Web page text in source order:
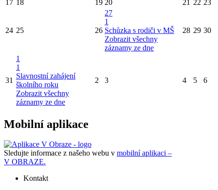
17 18 19 20 21 22 23
24 25 26
27
1
Schůzka s rodiči v MŠ
Zobrazit všechny
záznamy ze dne
28 29 30
31
1
1
Slavnostní zahájení
školního roku
Zobrazit všechny
záznamy ze dne
2 3 4 5 6
Mobilní aplikace
Sledujte informace z našeho webu v mobilní aplikaci –
V OBRAZE.
Kontakt